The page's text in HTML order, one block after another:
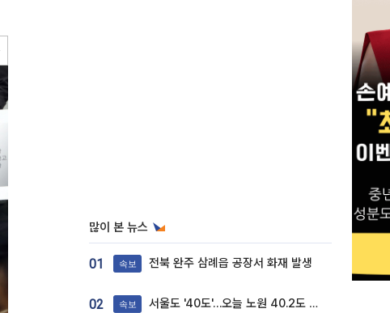
많이 본 뉴스
01 속보 전북 완주 삼례읍 공장서 화재 발생
02 속보 서울도 '40도'…오늘 노원 40.2도 기록